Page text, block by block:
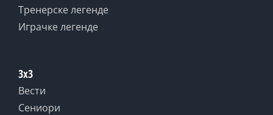
Тренерске легенде
Играчке легенде
3x3
Вести
Сениори